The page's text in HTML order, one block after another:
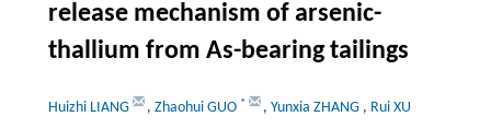
release mechanism of arsenic-
thallium from As-bearing tailings
Huizhi LIANG , Zhaohui GUO * , Yunxia ZHANG , Rui XU